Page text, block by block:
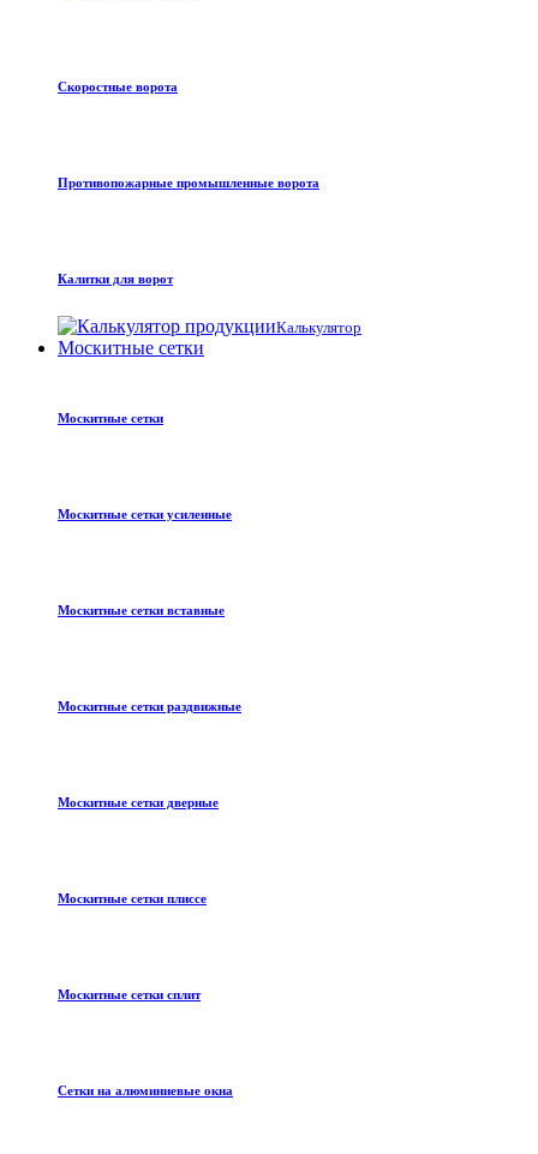
Скоростные ворота
Противопожарные промышленные ворота
Калитки для ворот
Калькулятор
Москитные сетки
Москитные сетки
Москитные сетки усиленные
Москитные сетки вставные
Москитные сетки раздвижные
Москитные сетки дверные
Москитные сетки плиссе
Москитные сетки сплит
Сетки на алюминиевые окна